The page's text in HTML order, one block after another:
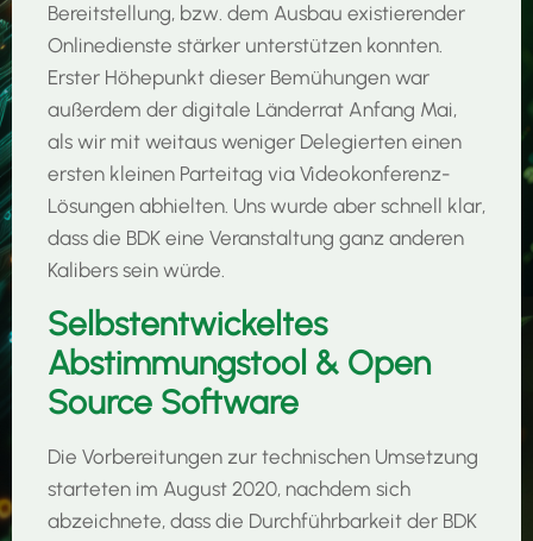
Bereitstellung, bzw. dem Ausbau existierender
Onlinedienste stärker unterstützen konnten.
Erster Höhepunkt dieser Bemühungen war
außerdem der digitale Länderrat Anfang Mai,
als wir mit weitaus weniger Delegierten einen
ersten kleinen Parteitag via Videokonferenz-
Lösungen abhielten. Uns wurde aber schnell klar,
dass die BDK eine Veranstaltung ganz anderen
Kalibers sein würde.
Selbstentwickeltes
Abstimmungstool & Open
Source Software
Die Vorbereitungen zur technischen Umsetzung
starteten im August 2020, nachdem sich
abzeichnete, dass die Durchführbarkeit der BDK